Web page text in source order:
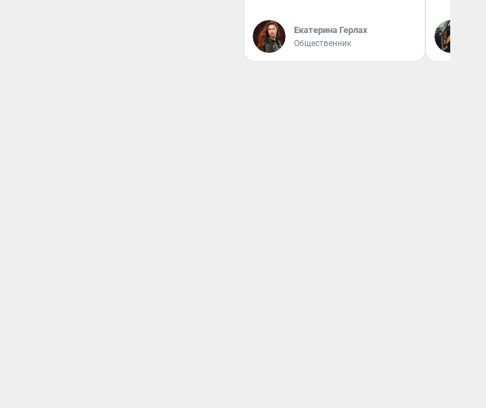
Екатерина Герлах
Общественник